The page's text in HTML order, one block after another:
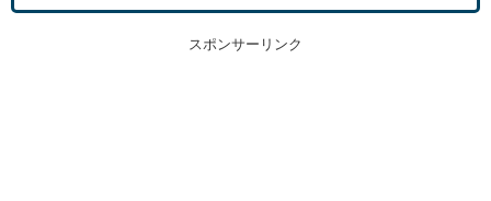
スポンサーリンク